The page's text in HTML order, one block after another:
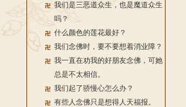
我们是三恶道众生，也是魔道众生
吗？
什么颜色的莲花最好？
我们念佛时，要不要想着消业障？
我一直在劝我的好朋友念佛，可她
总是不太相信。
我们起了骄慢心怎么办？
有些人念佛只是想得人天福报。